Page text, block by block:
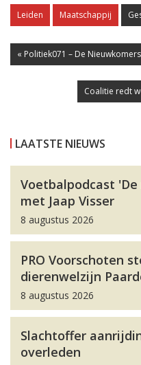
Leiden Maatschappij
« Politiek071 – De
Coalitie redt
LAATSTE NIEUWS
Voetbalpodcast
met Jaap Visser
8 augustus 2026
PRO Voorschoten
dierenwelzijn
8 augustus 2026
Slachtoffer
overleden